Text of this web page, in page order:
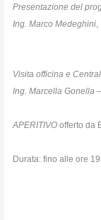
Presentazione del
Ing. Marco Medeghini
Visita officina e
Ing. Marcella Gonella –
APERITIVO offerto da
Durata: fino alle ore